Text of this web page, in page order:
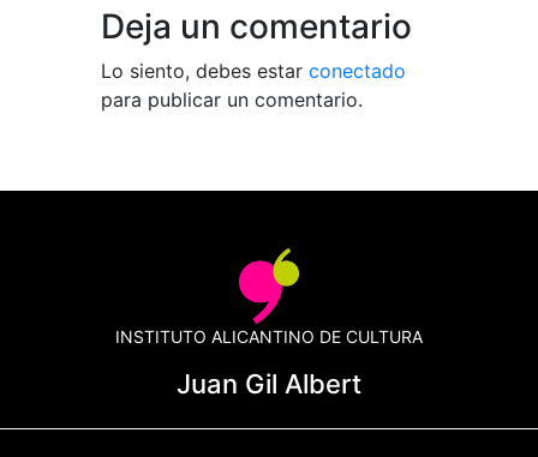
Deja un comentario
Lo siento, debes estar conectado
para publicar un comentario.
INSTITUTO ALICANTINO DE CULTURA
Juan Gil Albert